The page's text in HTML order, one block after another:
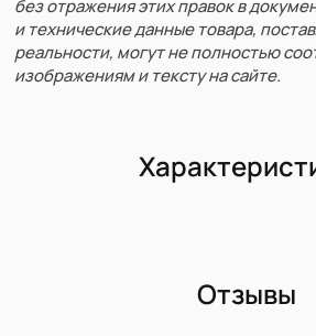
без отражения этих правок в
и технические данные товара,
реальности, могут не полностью
изображениям и тексту на сайте.
Отзывы